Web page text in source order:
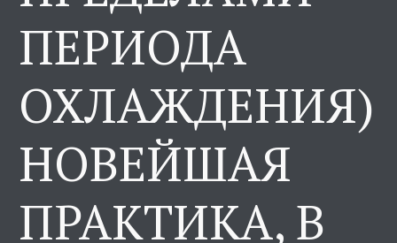
ПЕРИОДА
ОХЛАЖДЕНИЯ)
НОВЕЙШАЯ
ПРАКТИКА, В